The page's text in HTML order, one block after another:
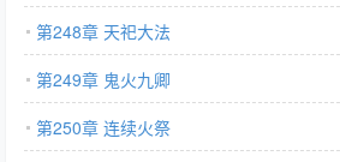
第248章 天祀大法
第249章 鬼火九卿
第250章 连续火祭